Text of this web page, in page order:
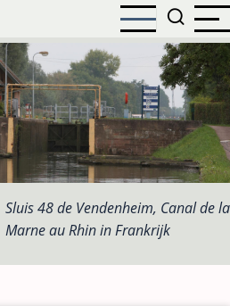
Sluis 48 de Vendenheim, Canal de la
Marne au Rhin in Frankrijk